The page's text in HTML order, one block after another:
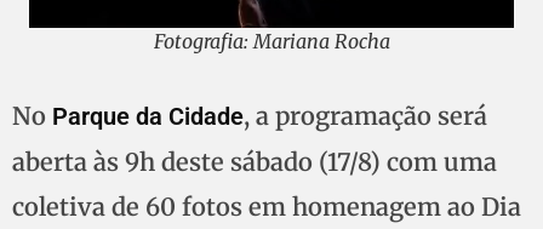
Fotografia: Mariana Rocha
No Parque da Cidade, a programação será
aberta às 9h deste sábado (17/8) com uma
coletiva de 60 fotos em homenagem ao Dia